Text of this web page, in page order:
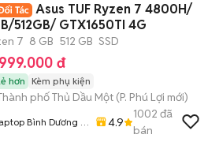
Asus TUF Ryzen 7 4800H/
512GB/ GTX1650TI 4G
7 8 GB 512 GB SSD
đ
hơn Kèm phụ kiện
phố Thủ Dầu Một (P. Phú Lợi mới)
Bình Dương (
4.9
1002 đã
bán